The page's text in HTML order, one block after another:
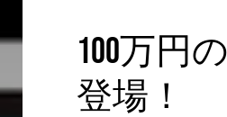
100万円
登場！